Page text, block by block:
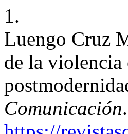
1.
Luengo Cruz
de la violencia
Comunicación